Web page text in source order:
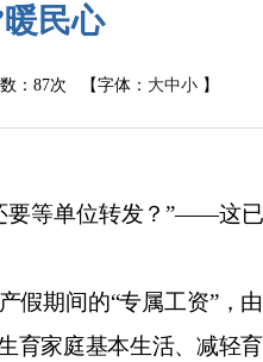
民心
： 87次 【字体： 大中小 】
要等单位转发？”——这已
假期间的“专属工资”，由
育家庭基本生活、减轻育